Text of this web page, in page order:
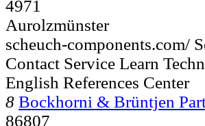
4971
Aurolzmünster
scheuch-components.com/
Contact Service Learn
English References Center
8 Bockhorni & Brüntjen
86807